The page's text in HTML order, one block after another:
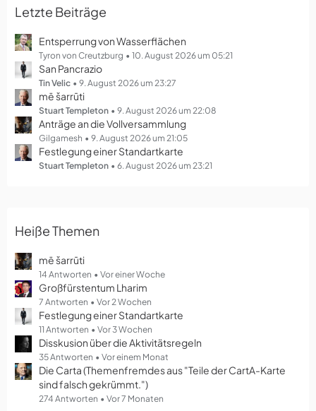
t
r
g
e
e
i
t
r
ä
g
e
Letzte Beiträge
Entsperrung von Wasserflächen
Tyron von Creutzburg 10. August 2026 um 05:21
San Pancrazio
Tin Velic 9. August 2026 um 23:27
mē šarrūti
Stuart Templeton 9. August 2026 um 22:08
Anträge an die Vollversammlung
Gilgamesh 9. August 2026 um 21:05
Festlegung einer Standartkarte
Stuart Templeton 6. August 2026 um 23:21
Heiße Themen
mē šarrūti
14 Antworten Vor einer Woche
Großfürstentum Lharim
7 Antworten Vor 2 Wochen
Festlegung einer Standartkarte
11 Antworten Vor 3 Wochen
Disskusion über die Aktivitätsregeln
35 Antworten Vor einem Monat
Die Carta (Themenfremdes aus "Teile der CartA-Karte
sind falsch gekrümmt.")
274 Antworten Vor 7 Monaten